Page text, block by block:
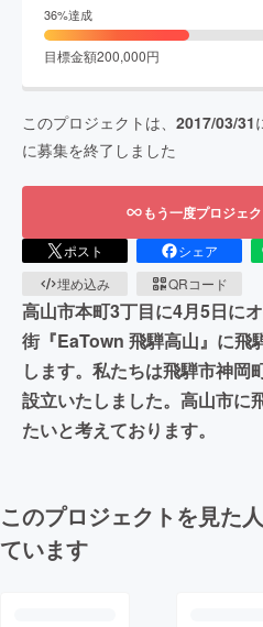
36%達成
目標金額200,000円
このプロジェクトは、 2017/03/31
に募集を終了しました
もう一度プロジェ
ポスト シェア
埋め込み
QRコード
高山市本町3丁目に4月5日に
街『EaTown 飛騨高山』に飛
します。私たちは飛騨市神岡
設立いたしました。高山市に
たいと考えております。
このプロジェクトを見た
ています